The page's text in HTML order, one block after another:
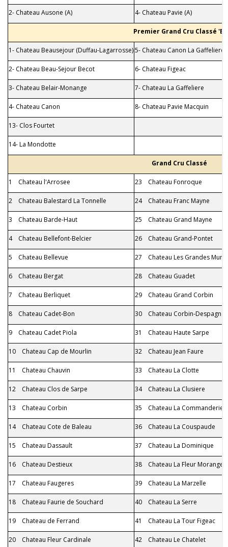
2- Chateau Ausone (A) 4- Chateau Pavie (A)
Premier Grand Cru Classé 'B'
1- Chateau Beausejour (Duffau-Lagarrosse)5- Chateau Canon La Gaffeliere
2- Chateau Beau-Sejour Becot 6- Chateau Figeac
3- Chateau Belair-Monange 7- Chateau La Gaffeliere
4- Chateau Canon 8- Chateau Pavie Macquin
13- Clos Fourtet
14- La Mondotte
Grand Cru Classé
1 Chateau l'Arrosee 23 Chateau Fonroque
2 Chateau Balestard La Tonnelle 24 Chateau Franc Mayne
3 Chateau Barde-Haut 25 Chateau Grand Mayne
4 Chateau Bellefont-Belcier 26 Chateau Grand-Pontet
5 Chateau Bellevue 27 Chateau Les Grandes
6 Chateau Bergat 28 Chateau Guadet
7 Chateau Berliquet 29 Chateau Grand Corbin
8 Chateau Cadet-Bon 30 Chateau Corbin-Despagne
9 Chateau Cadet Piola 31 Chateau Haute Sarpe
10 Chateau Cap de Mourlin 32 Chateau Jean Faure
11 Chateau Chauvin 33 Chateau La Clotte
12 Chateau Clos de Sarpe 34 Chateau La Clusiere
13 Chateau Corbin 35 Chateau La Commanderie
14 Chateau Cote de Baleau 36 Chateau La Couspaude
15 Chateau Dassault 37 Chateau La Dominique
16 Chateau Destieux 38 Chateau La Fleur Morange
17 Chateau Faugeres 39 Chateau La Marzelle
18 Chateau Faurie de Souchard 40 Chateau La Serre
19 Chateau de Ferrand 41 Chateau La Tour Figeac
20 Chateau Fleur Cardinale 42 Chateau Le Chatelet